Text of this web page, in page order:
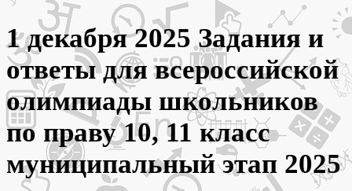
1 декабря 2025 Задания и
ответы для всероссийской
олимпиады школьников
по праву 10, 11 класс
муниципальный этап 2025